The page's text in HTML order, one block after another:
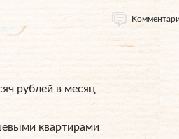
рублей в месяц
квартирами